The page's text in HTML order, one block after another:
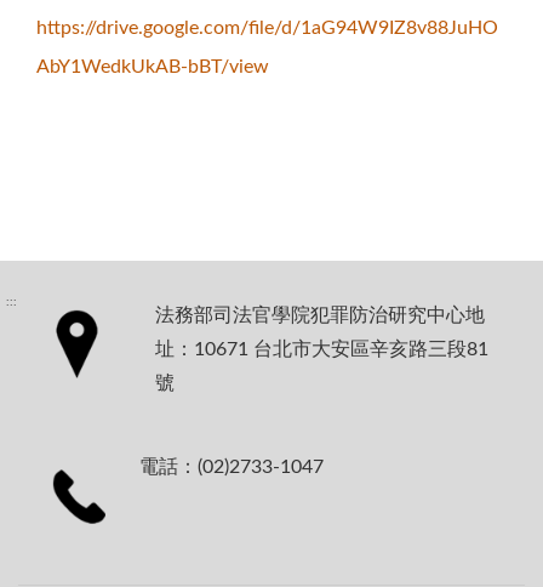
https://drive.google.com/file/d/1aG94W9IZ8v88JuHO
AbY1WedkUkAB-bBT/view
:::
法務部司法官學院犯罪防治研究中心地
址：10671 台北市大安區辛亥路三段81
號
電話：(02)2733-1047